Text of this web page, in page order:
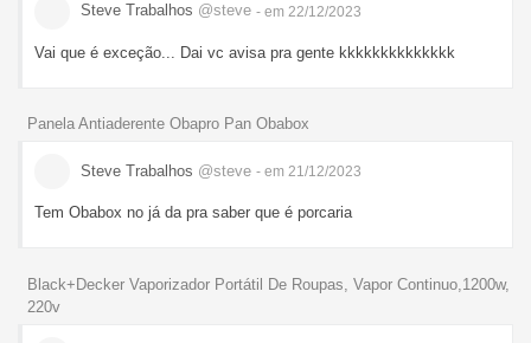
Steve Trabalhos @steve - em 22/12/2023
Vai que é exceção... Dai vc avisa pra gente kkkkkkkkkkkkkk
Panela Antiaderente Obapro Pan Obabox
Steve Trabalhos @steve - em 21/12/2023
Tem Obabox no já da pra saber que é porcaria
Black+Decker Vaporizador Portátil De Roupas, Vapor Continuo,1200w,
220v